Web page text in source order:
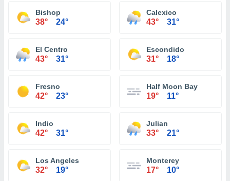
Bishop
38° 24°
Calexico
43° 31°
El Centro
43° 31°
Escondido
31° 18°
Fresno
42° 23°
Half Moon Bay
19° 11°
Indio
42° 31°
Julian
33° 21°
Los Angeles
32° 19°
Monterey
17° 10°